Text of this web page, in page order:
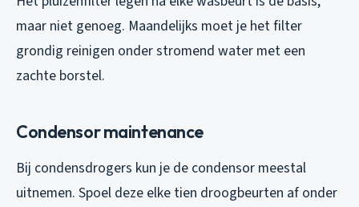
maar niet genoeg. Maandelijks moet je het filter
grondig reinigen onder stromend water met een
zachte borstel.
Condensor maintenance
Bij condensdrogers kun je de condensor meestal
uitnemen. Spoel deze elke tien droogbeurten af onder